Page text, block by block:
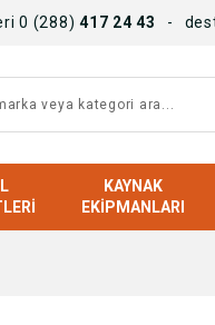
0 (288) 417 24 43
KAYNAK
EKIPMANLARI